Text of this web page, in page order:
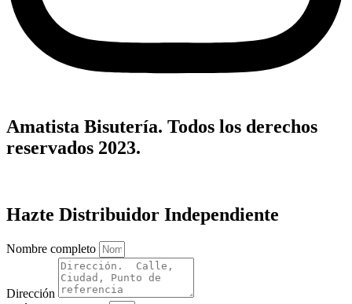
Amatista Bisutería. Todos los derechos
reservados 2023.
Hazte Distribuidor Independiente
Nombre completo
Dirección